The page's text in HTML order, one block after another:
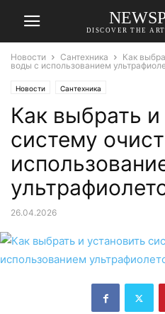
DISCOVER THE
Новости Сантехника
Как
воды с использованием
Новости Сантехника
Как выбрать и
систему
26.04.2026